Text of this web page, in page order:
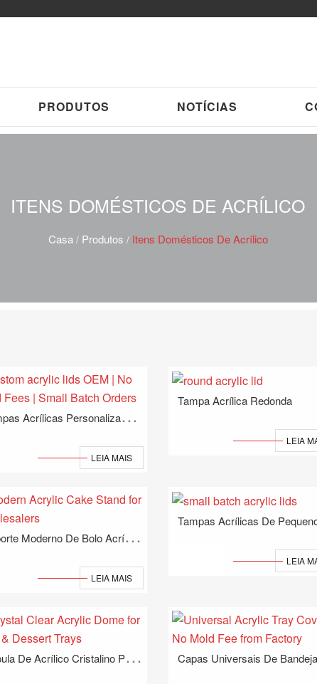
PRODUTOS NOTÍCIAS
ITENS DOMÉSTICOS DE ACRÍLICO
Casa/ Produtos / Itens Domésticos De Acrílico
T
Ampas Acrílicas Personalizadas OEM | Sem Taxas De Mofo | Pedidos Em Pequenos Lotes
LEIA MAIS
Tampa Acrílica Redonda
LEIA
S
Uporte Moderno De Bolo Acrílico Para Atacadistas
LEIA MAIS
LEIA
C
Úpula De Acrílico Cristalino Para Bandejas De Frutas E Sobremesas